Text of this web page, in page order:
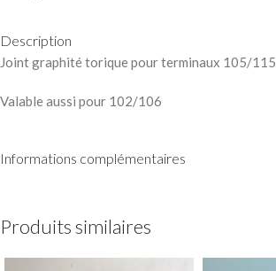
Description
Joint graphité torique pour terminaux 105/115
Valable aussi pour 102/106
Informations complémentaires
Produits similaires